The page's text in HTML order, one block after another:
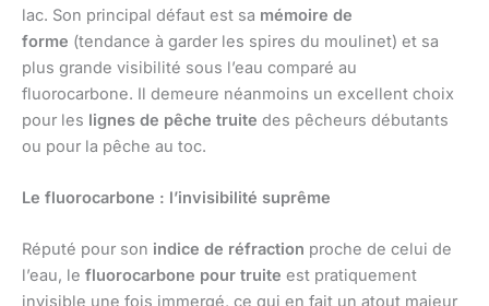
lac. Son principal défaut est sa mémoire de
forme (tendance à garder les spires du moulinet) et sa
plus grande visibilité sous l’eau comparé au
fluorocarbone. Il demeure néanmoins un excellent choix
pour les lignes de pêche truite des pêcheurs débutants
ou pour la pêche au toc.
Le fluorocarbone : l’invisibilité suprême
Réputé pour son indice de réfraction proche de celui de
l’eau, le fluorocarbone pour truite est pratiquement